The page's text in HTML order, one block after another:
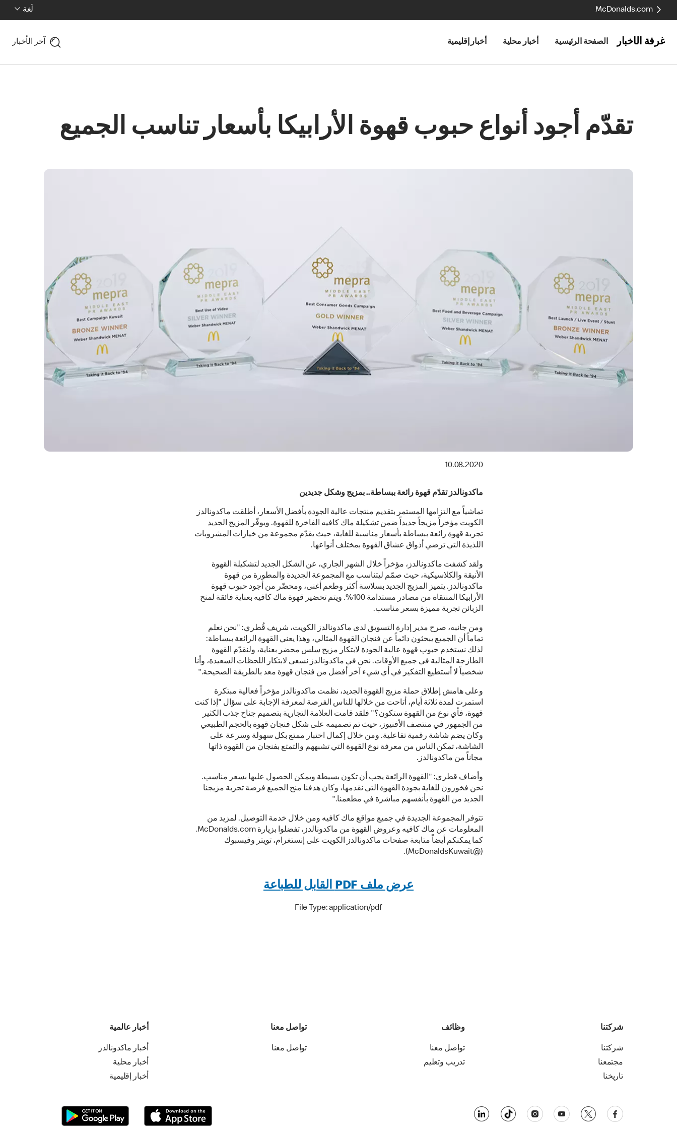
McDonalds.com لُغة
غرفة الأخبار الصفحة الرئيسية أخبار محلية أخبار إقليمية آخر الأخبار
تقدّم أجود أنواع حبوب قهوة الأرابيكا بأسعار تناسب الجميع
10.08.2020
ماكدونالدز تقدّم قهوة رائعة ببساطة.. بمزيج وشكل جديدين
تماشياً مع التزامها المستمر بتقديم منتجات عالية الجودة بأفضل الأسعار، أطلقت ماكدونالدز
الكويت مؤخراً مزيجاً جديداً ضمن تشكيلة ماك كافيه الفاخرة للقهوة. ويوفّر المزيج الجديد
تجربة قهوة رائعة ببساطة بأسعار مناسبة للغاية، حيث يقدّم مجموعة من خيارات المشروبات
اللذيذة التي ترضي أذواق عشاق القهوة بمختلف أنواعها.
ولقد كشفت ماكدونالدز، مؤخراً خلال الشهر الجاري، عن الشكل الجديد لتشكيلة القهوة
الأنيقة والكلاسيكية، حيث صمّم ليتناسب مع المجموعة الجديدة والمطورة من قهوة
ماكدونالدز. يتميز المزيج الجديد بسلاسة أكثر وطعم أغنى، ومحضّر من أجود حبوب قهوة
الأرابيكا المنتقاة من مصادر مستدامة 100%. ويتم تحضير قهوة ماك كافيه بعناية فائقة لمنح
الزبائن تجربة مميزة بسعر مناسب.
ومن جانبه، صرح مدير إدارة التسويق لدى ماكدونالدز الكويت، شريف قُطري: "نحن نعلم
تماماً أن الجميع يبحثون دائماً عن فنجان القهوة المثالي، وهذا يعني القهوة الرائعة ببساطة:
لذلك نستخدم حبوب قهوة عالية الجودة لابتكار مزيج سلس محضر بعناية، ولنقدّم القهوة
الطازجة المثالية في جميع الأوقات. نحن في ماكدونالدز نسعى لابتكار اللحظات السعيدة، وأنا
شخصياً لا أستطيع التفكير في أي شيء آخر أفضل من فنجان قهوة معد بالطريقة الصحيحة."
وعلى هامش إطلاق حملة مزيج القهوة الجديد، نظمت ماكدونالدز مؤخراً فعالية مبتكرة
استمرت لمدة ثلاثة أيام، أتاحت من خلالها للناس الفرصة لمعرفة الإجابة على سؤال "إذا كنت
قهوة، فأي نوع من القهوة ستكون؟" فلقد قامت العلامة التجارية بتصميم جناح جذب الكثير
من الجمهور في منتصف الأفنيوز، حيث تم تصميمه على شكل فنجان قهوة بالحجم الطبيعي
وكان يضم شاشة رقمية تفاعلية. ومن خلال إكمال اختبار ممتع بكل سهولة وسرعة على
الشاشة، تمكن الناس من معرفة نوع القهوة التي تشبههم والتمتع بفنجان من القهوة ذاتها
مجاناً من ماكدونالدز.
وأضاف قطري: "القهوة الرائعة يجب أن تكون بسيطة ويمكن الحصول عليها بسعر مناسب.
نحن فخورون للغاية بجودة القهوة التي نقدمها، وكان هدفنا منح الجميع فرصة تجربة مزيجنا
الجديد من القهوة بأنفسهم مباشرة في مطعمنا."
تتوفر المجموعة الجديدة في جميع مواقع ماك كافيه ومن خلال خدمة التوصيل. لمزيد من
المعلومات عن ماك كافيه وعروض القهوة من ماكدونالدز، تفضلوا بزيارة McDonalds.com.
كما يمكنكم أيضاً متابعة صفحات ماكدونالدز الكويت على إنستغرام، تويتر وفيسبوك
(@McDonaldsKuwait).
عرض ملف PDF القابل للطباعة
File Type: application/pdf
شركتنا
شركتنا
مجتمعنا
تاريخنا
وظائف
تواصل معنا
تدريب وتعليم
تواصل معنا
تواصل معنا
أخبار عالمية
أخبار ماكدونالدز
أخبار محلية
أخبار إقليمية